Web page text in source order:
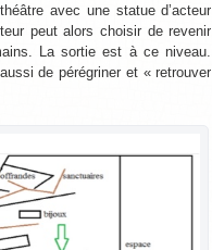
avec une statue d’acteur
peut alors choisir de revenir
La sortie est à ce niveau.
de pérégriner et « retrouver